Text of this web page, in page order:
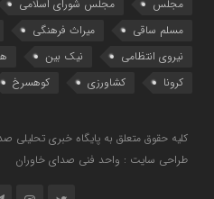
مجلس
مجلس شورای اسلامی
مسلم ساقی
میراث فرهنگی
نیروی انتظامی
نیک بین
کرونا
کشاورزی کوهسرخ
کلیه حقوق متعلق به پایگاه خبری تحلیلی
طراحی سایت : واحد فنی صدای خاوران